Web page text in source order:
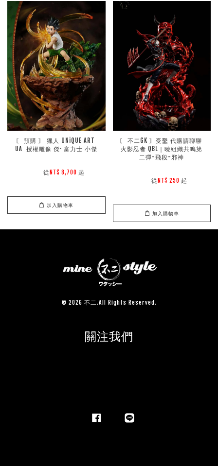
〘 預購 〙 獵人 UNiQUE ART
UA  授權雕像 傑· 富力士 小傑
        從
NT$ 8,700 起
加入購物車
〘 不二GK 〙受鑿 代購請聊聊
火影忍者 QBL｜曉組織共鳴第
二彈-飛段-邪神
        從
NT$ 250 起
加入購物車
© 2026 不二.All Rights Reserved.
關注我們